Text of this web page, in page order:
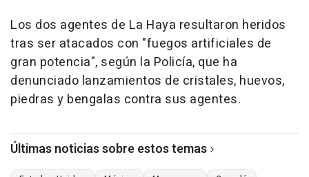
Los dos agentes de La Haya resultaron heridos
tras ser atacados con "fuegos artificiales de
gran potencia", según la Policía, que ha
denunciado lanzamientos de cristales, huevos,
piedras y bengalas contra sus agentes.
Últimas noticias sobre estos temas